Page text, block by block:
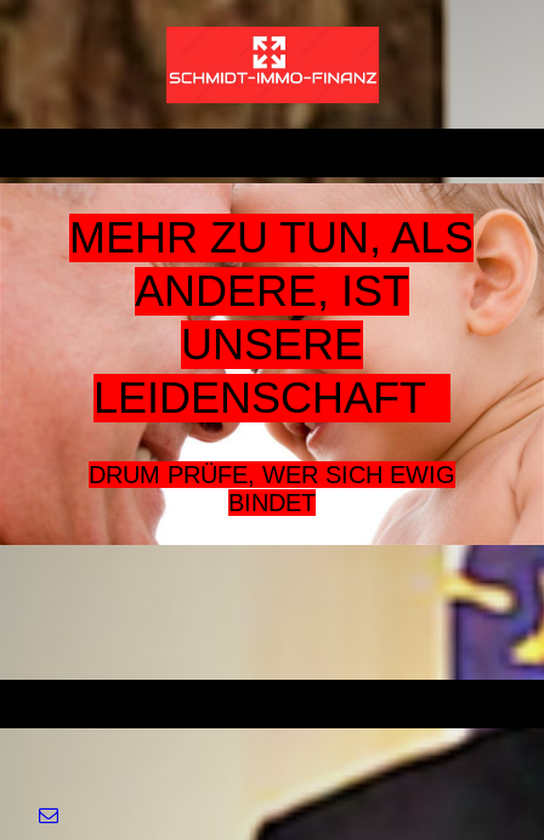
MEHR ZU TUN, ALS
ANDERE, IST
UNSERE
LEIDENSCHAFT
DRUM PRÜFE, WER SICH EWIG
BINDET